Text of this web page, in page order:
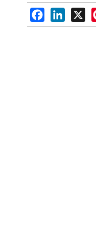
FacebookLinkedIn
X